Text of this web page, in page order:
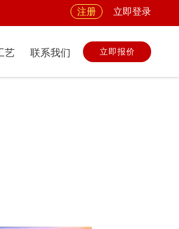
注册 立即登录
艺 联系我们 立即报价